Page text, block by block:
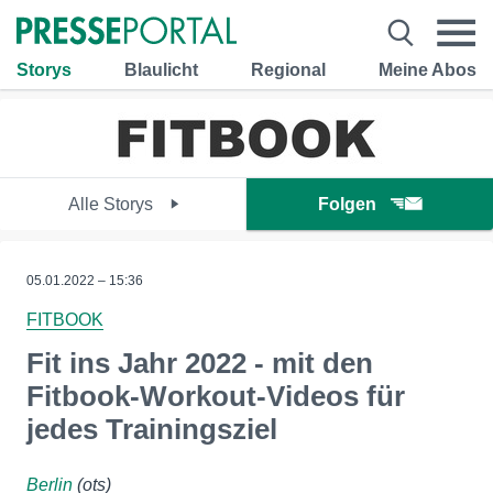
Storys Blaulicht Regional Meine Abos
Alle Storys Folgen
05.01.2022 – 15:36
FITBOOK
Fit ins Jahr 2022 - mit den
Fitbook-Workout-Videos für
jedes Trainingsziel
Berlin (ots)